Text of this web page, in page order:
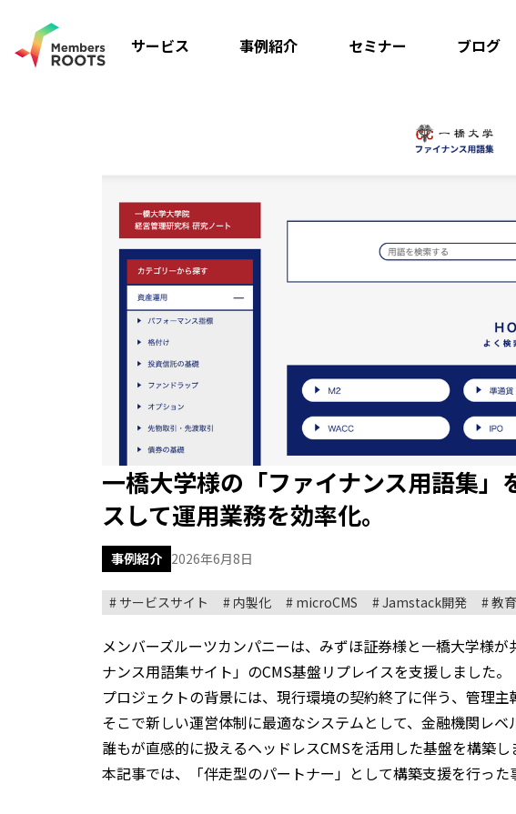
サービス 事例紹介 セミナー ブログ
一橋大学様の「ファイナンス用語集
スして運用業務を効率化。
事例紹介 2026年6月8日
サービスサイト 内製化 microCMS Jamstack開発 教育
メンバーズルーツカンパニーは、みずほ証券様と一橋大学様
ナンス用語集サイト」のCMS基盤リプレイスを支援しました。
プロジェクトの背景には、現行環境の契約終了に伴う、管理主
そこで新しい運営体制に最適なシステムとして、金融機関レベ
誰もが直感的に扱えるヘッドレスCMSを活用した基盤を構築し
本記事では、「伴走型のパートナー」として構築支援を行った